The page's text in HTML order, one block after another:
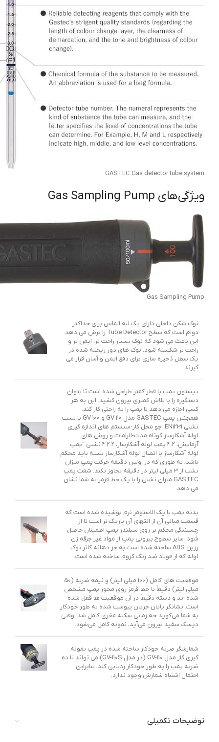
GASTEC Gas detector tube system
ویژگی‌های Gas Sampling Pump
Gas Sampling Pump
نوک شکن داخلی دارای یک لبه الماس برای حداکثر
دوام است که سطح Tube Detector را برش می دهد.
این باعث می شود که نوک بسیار راحت تر، ایمن تر و
راحت تر شکسته شود. نوک های دور ریخته شده در
یک سطل ذخیره سازی برای دفع ایمن و آسان قرار می
گیرند.
پیستون پمپ با قطر کمتر طراحی شده است تا بتوان
دستگیره را با تلاش کمتری بیرون کشید. این به هر
کسی اجازه می دهد تا پمپ را به راحتی کار کند.
همچنین پمپ GASTEC مدل GV-110 و GV-100 با تست
نشتی EN1231، جو محل کار-سیستم های اندازه گیری
لوله آشکارساز کوتاه مدت-الزامات و روش های
آزمایش، 4.2 پمپ لوله آشکارساز، 4.2.2 نشتی “پمپ
لوله آشکارساز با اتصال لوله آشکارساز بسته باید محکم
باشد، به طوری که در اولین دقیقه حرکت پمپ میزان
نشت از 3 میلی لیتر در دقیقه تجاوز نکند. شفت پمپ
GASTEC میزان نشتی را با یک خط قرمز به شما نشان
می دهد.
بدنه پمپ با یک الاستومر نرم پوشیده شده است که
قسمت میانی آن از انتهای آن باریک تر است تا از
چسبندگی محکم بر روی سیلندر پمپ اطمینان حاصل
شود. سایر سطوح بیرونی پمپ از مواد غیر جرقه زن
رزین ABS ساخته شده است به جز دهانه کاتر نوک
لوله که از فولاد ضد زنگ کروم ساخته شده است.
موقعیت های کامل (100 میلی لیتر) و نیمه ضربه (50
میلی لیتر) دقیقاً با خط قرمز روی محور پمپ مشخص
شده اند و دسته دقیقاً در آن موقعیت ها قفل شده
است. نشانگر پایان جریان پیوست شده به طور خودکار
به شما می‌گوید چه زمانی سکته مغزی کامل شد. وقتی
دیسک سفید بیرون می‌آید، نمونه کامل می‌شود.
شمارشگر ضربه خودکار ساخته شده در پمپ نمونه
گیری گاز مدل GV-110 (در مدل GV-110S) می تواند تا ده
ضربه پمپ را به طور خودکار ردیابی کند، بنابراین
احتمال اشتباه شمارش وجود ندارد.
توضیحات تکمیلی